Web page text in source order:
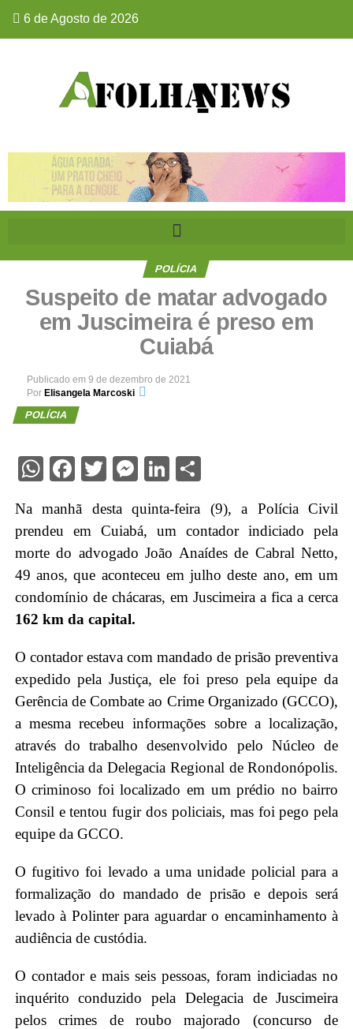
6 de Agosto de 2026
POLÍCIA
Suspeito de matar advogado
em Juscimeira é preso em
Cuiabá
Publicado em 9 de dezembro de 2021
Por Elisangela Marcoski
POLÍCIA
WhatsApp
Facebook
Twitter
Messenger
LinkedIn
Share
Na manhã desta quinta-feira (9), a Polícia Civil
prendeu em Cuiabá, um contador indiciado pela
morte do advogado João Anaídes de Cabral Netto,
49 anos, que aconteceu em julho deste ano, em um
condomínio de chácaras, em Juscimeira a fica a cerca
162 km da capital.
O contador estava com mandado de prisão preventiva
expedido pela Justiça, ele foi preso pela equipe da
Gerência de Combate ao Crime Organizado (GCCO),
a mesma recebeu informações sobre a localização,
através do trabalho desenvolvido pelo Núcleo de
Inteligência da Delegacia Regional de Rondonópolis.
O criminoso foi localizado em um prédio no bairro
Consil e tentou fugir dos policiais, mas foi pego pela
equipe da GCCO.
O fugitivo foi levado a uma unidade policial para a
formalização do mandado de prisão e depois será
levado à Polinter para aguardar o encaminhamento à
audiência de custódia.
O contador e mais seis pessoas, foram indiciadas no
inquérito conduzido pela Delegacia de Juscimeira
pelos crimes de roubo majorado (concurso de